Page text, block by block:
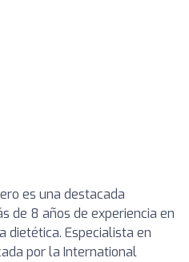
es una destacada
de 8 años de experiencia en
dietética. Especialista en
por la International